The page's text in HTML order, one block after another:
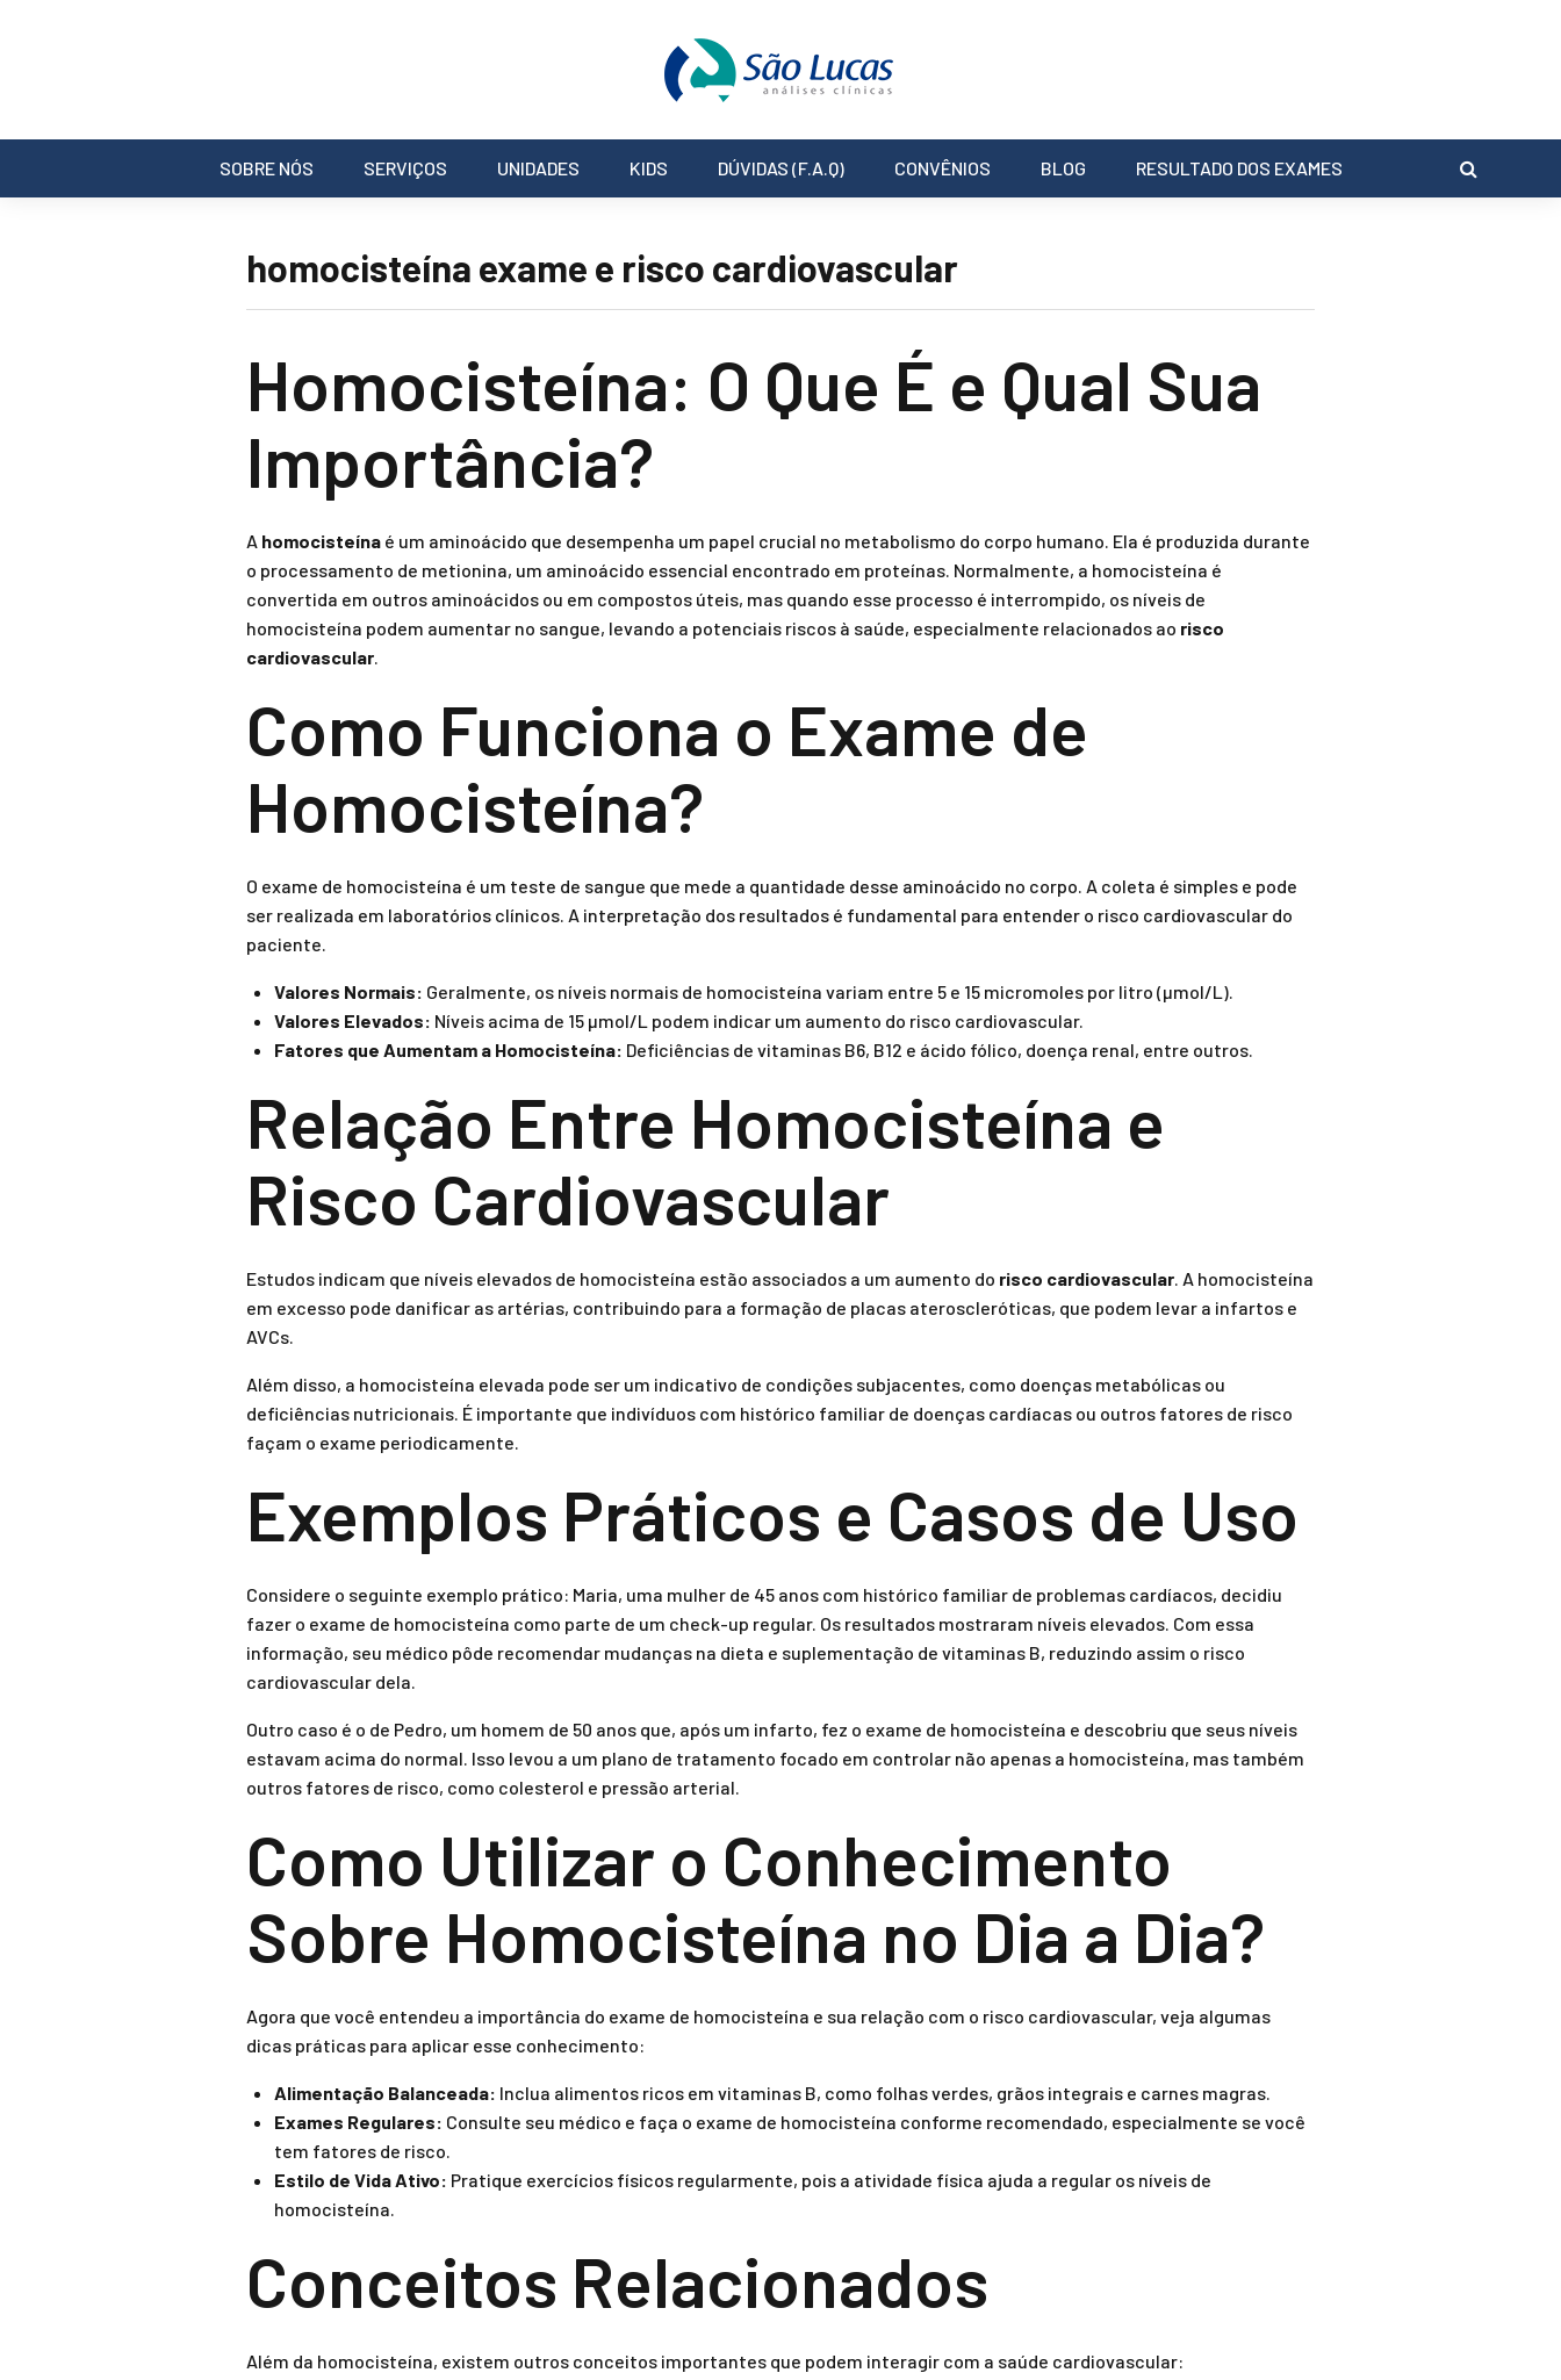
SOBRE NÓS SERVIÇOS UNIDADES KIDS DÚVIDAS (F.A.Q) CONVÊNIOS BLOG RESULTADO DOS EXAMES
homocisteína exame e risco cardiovascular
Homocisteína: O Que É e Qual Sua
Importância?
A homocisteína é um aminoácido que desempenha um papel crucial no metabolismo do corpo humano. Ela é produzida durante
o processamento de metionina, um aminoácido essencial encontrado em proteínas. Normalmente, a homocisteína é
convertida em outros aminoácidos ou em compostos úteis, mas quando esse processo é interrompido, os níveis de
homocisteína podem aumentar no sangue, levando a potenciais riscos à saúde, especialmente relacionados ao risco
cardiovascular.
Como Funciona o Exame de
Homocisteína?
O exame de homocisteína é um teste de sangue que mede a quantidade desse aminoácido no corpo. A coleta é simples e pode
ser realizada em laboratórios clínicos. A interpretação dos resultados é fundamental para entender o risco cardiovascular do
paciente.
Valores Normais: Geralmente, os níveis normais de homocisteína variam entre 5 e 15 micromoles por litro (µmol/L).
Valores Elevados: Níveis acima de 15 µmol/L podem indicar um aumento do risco cardiovascular.
Fatores que Aumentam a Homocisteína: Deficiências de vitaminas B6, B12 e ácido fólico, doença renal, entre outros.
Relação Entre Homocisteína e
Risco Cardiovascular
Estudos indicam que níveis elevados de homocisteína estão associados a um aumento do risco cardiovascular. A homocisteína
em excesso pode danificar as artérias, contribuindo para a formação de placas ateroscleróticas, que podem levar a infartos e
AVCs.
Além disso, a homocisteína elevada pode ser um indicativo de condições subjacentes, como doenças metabólicas ou
deficiências nutricionais. É importante que indivíduos com histórico familiar de doenças cardíacas ou outros fatores de risco
façam o exame periodicamente.
Exemplos Práticos e Casos de Uso
Considere o seguinte exemplo prático: Maria, uma mulher de 45 anos com histórico familiar de problemas cardíacos, decidiu
fazer o exame de homocisteína como parte de um check-up regular. Os resultados mostraram níveis elevados. Com essa
informação, seu médico pôde recomendar mudanças na dieta e suplementação de vitaminas B, reduzindo assim o risco
cardiovascular dela.
Outro caso é o de Pedro, um homem de 50 anos que, após um infarto, fez o exame de homocisteína e descobriu que seus níveis
estavam acima do normal. Isso levou a um plano de tratamento focado em controlar não apenas a homocisteína, mas também
outros fatores de risco, como colesterol e pressão arterial.
Como Utilizar o Conhecimento
Sobre Homocisteína no Dia a Dia?
Agora que você entendeu a importância do exame de homocisteína e sua relação com o risco cardiovascular, veja algumas
dicas práticas para aplicar esse conhecimento:
Alimentação Balanceada: Inclua alimentos ricos em vitaminas B, como folhas verdes, grãos integrais e carnes magras.
Exames Regulares: Consulte seu médico e faça o exame de homocisteína conforme recomendado, especialmente se você
tem fatores de risco.
Estilo de Vida Ativo: Pratique exercícios físicos regularmente, pois a atividade física ajuda a regular os níveis de
homocisteína.
Conceitos Relacionados
Além da homocisteína, existem outros conceitos importantes que podem interagir com a saúde cardiovascular: